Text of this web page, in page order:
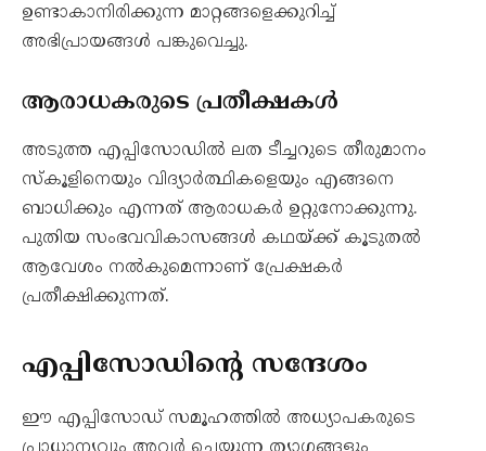
ഉണ്ടാകാനിരിക്കുന്ന മാറ്റങ്ങളെക്കുറിച്ച്
അഭിപ്രായങ്ങൾ പങ്കുവെച്ചു.
ആരാധകരുടെ പ്രതീക്ഷകൾ
അടുത്ത എപ്പിസോഡിൽ ലത ടീച്ചറുടെ തീരുമാനം
സ്കൂളിനെയും വിദ്യാർത്ഥികളെയും എങ്ങനെ
ബാധിക്കും എന്നത് ആരാധകർ ഉറ്റുനോക്കുന്നു.
പുതിയ സംഭവവികാസങ്ങൾ കഥയ്ക്ക് കൂടുതൽ
ആവേശം നൽകുമെന്നാണ് പ്രേക്ഷകർ
പ്രതീക്ഷിക്കുന്നത്.
എപ്പിസോഡിന്റെ സന്ദേശം
ഈ എപ്പിസോഡ് സമൂഹത്തിൽ അധ്യാപകരുടെ